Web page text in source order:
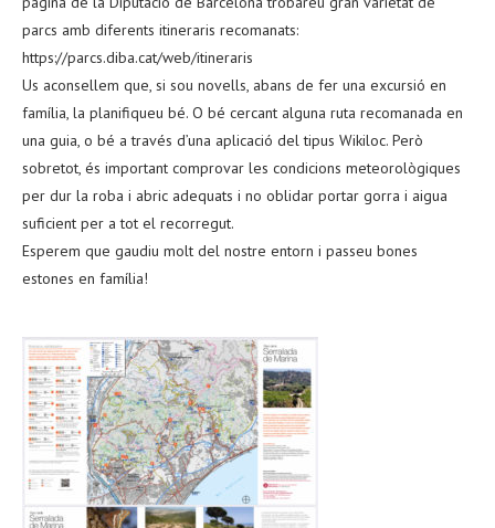
parcs amb diferents itineraris recomanats:
https://parcs.diba.cat/web/itineraris
Us aconsellem que, si sou novells, abans de fer una excursió en
família, la planifiqueu bé. O bé cercant alguna ruta recomanada en
una guia, o bé a través d’una aplicació del tipus Wikiloc. Però
sobretot, és important comprovar les condicions meteorològiques
per dur la roba i abric adequats i no oblidar portar gorra i aigua
suficient per a tot el recorregut.
Esperem que gaudiu molt del nostre entorn i passeu bones
estones en família!